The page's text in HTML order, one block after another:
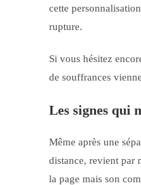
cette
rupture.
Si vous hésitez
de souffrances
Les signes qui
Même après une
distance, revient par
la page mais son